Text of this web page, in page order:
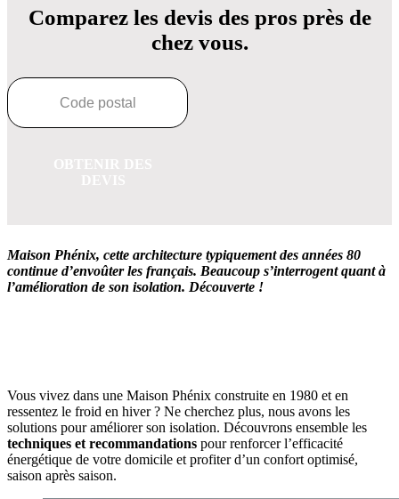
Comparez les devis des pros près de
chez vous.
Maison Phénix, cette architecture typiquement des années 80
continue d’envoûter les français. Beaucoup s’interrogent quant à
l’amélioration de son isolation. Découverte !
Vous vivez dans une Maison Phénix construite en 1980 et en
ressentez le froid en hiver ? Ne cherchez plus, nous avons les
solutions pour améliorer son isolation. Découvrons ensemble les
techniques et recommandations pour renforcer l’efficacité
énergétique de votre domicile et profiter d’un confort optimisé,
saison après saison.